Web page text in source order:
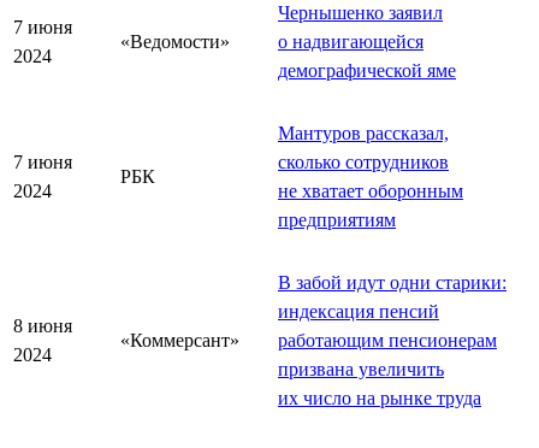
7 июня
2024
«Ведомости»
Чернышенко заявил
о надвигающейся
демографической яме
7 июня
2024
РБК
Мантуров рассказал,
сколько сотрудников
не хватает оборонным
предприятиям
8 июня
2024
«Коммерсант»
В забой идут одни старики:
индексация пенсий
работающим пенсионерам
призвана увеличить
их число на рынке труда